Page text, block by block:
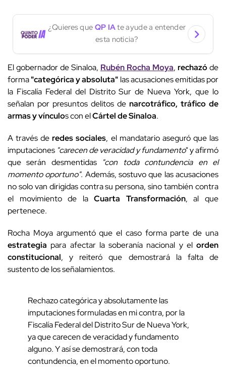
¿Quieres que QP IAte ayude a entender
esta noticia?
El gobernador de Sinaloa, Rubén Rocha Moya, rechazóde
forma"categórica y absoluta" las acusaciones emitidas por
la Fiscalía Federal del Distrito Sur de Nueva York, que lo
señalan por presuntos delitos de narcotráfico, tráfico de
armas y vínculos con elCártel de Sinaloa.
A través deredes sociales, el mandatario aseguró que las
imputaciones "carecen de veracidad y fundamento" y afirmó
que serán desmentidas
"con toda contundencia en el
momento oportuno". Además, sostuvo que las acusaciones
no solo van dirigidas contra su persona, sino también contra
el movimiento de laCuarta Transformación, al que
pertenece.
Rocha Moya argumentó que el caso forma parte de una
estrategia para afectar la soberanía nacional y el orden
constitucional, y reiteró que demostrará la falta de
sustento de los señalamientos.
Rechazo categórica y absolutamente las
imputaciones formuladas en mi contra, por la
Fiscalía Federal del Distrito Sur de Nueva York,
ya que carecen de veracidad y fundamento
alguno. Y así se demostrará, con toda
contundencia, en el momento oportuno.